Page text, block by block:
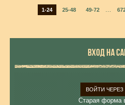
1-24 25-48 49-72 ...
ВХОД НА
ВОЙТИ ЧЕРЕЗ
Старая форма